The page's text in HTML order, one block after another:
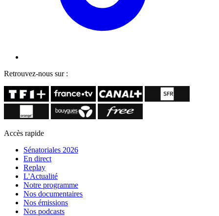
Retrouvez-nous sur :
Accès rapide
Sénatoriales 2026
En direct
Replay
L'Actualité
Notre programme
Nos documentaires
Nos émissions
Nos podcasts